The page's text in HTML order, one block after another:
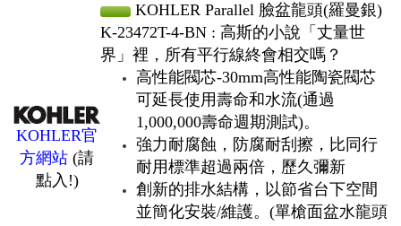
KOHLER官
方網站 (請
點入!)
KOHLER Parallel 臉盆龍頭(羅曼銀)
K-23472T-4-BN : 高斯的小說「丈量世
界」裡，所有平行線終會相交嗎？
高性能閥芯-30mm高性能陶瓷閥芯
可延長使用壽命和水流(通過
1,000,000壽命週期測試)。
強力耐腐蝕，防腐耐刮擦，比同行
耐用標準超過兩倍，歷久彌新
創新的排水結構，以節省台下空間
並簡化安裝/維護。(單槍面盆水龍頭